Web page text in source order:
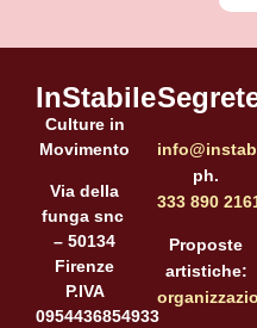
InStabile
Culture in
Movimento
Via della
funga snc
– 50134
Firenze
P.IVA
0954436854933
ph.
333 890
Proposte
artistiche: